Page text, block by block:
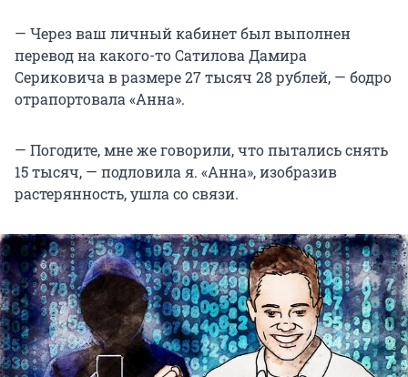
— Через ваш личный кабинет был выполнен
перевод на какого-то Сатилова Дамира
Сериковича в размере 27 тысяч 28 рублей, — бодро
отрапортовала «Анна».
— Погодите, мне же говорили, что пытались снять
15 тысяч, — подловила я. «Анна», изобразив
растерянность, ушла со связи.